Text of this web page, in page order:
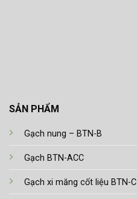
SẢN PHẨM
Gạch nung – BTN-B
Gạch BTN-ACC
Gạch xi măng cốt liệu BTN-C